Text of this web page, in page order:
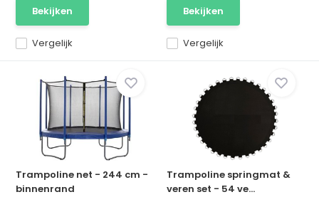
Vergelijk
Bekijken
Vergelijk
Bekijken
Trampoline net - 244 cm -
binnenrand
Trampoline springmat &
veren set - 54 ve...